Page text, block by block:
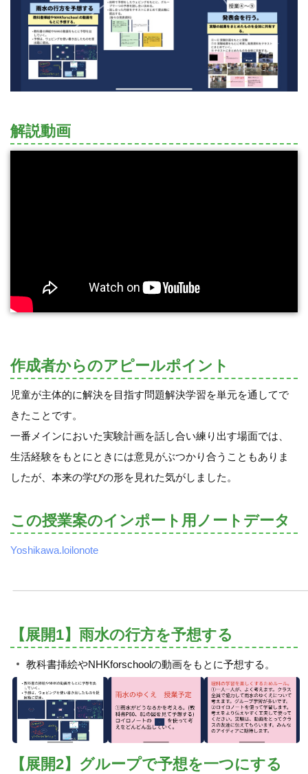
解説動画
作成者からのアピールポイント
児童が主体的に解決を目指す問題解決学習を単元を通してで
きたことです。
一番メインにおいた実験計画を話し合い練り出す場面では、
生活経験をもとにときには意見がぶつかり合うこともありま
したが、本来の学びの形を見れた気がしました。
この授業案のインポート用ノートデータ
Yoshikawa.loilonote
【展開1】雨水の行方を予想する
教科書挿絵やNHKforschoolの動画をもとに予想する。
【展開2】グループで予想を一つにする